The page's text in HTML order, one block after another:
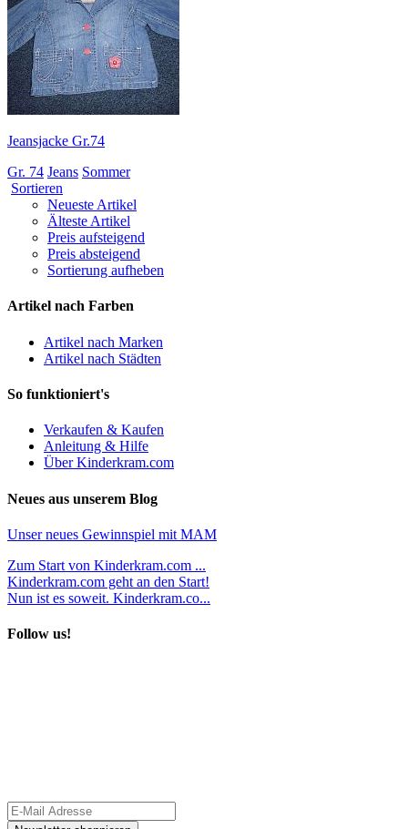
Jeansjacke Gr.74
Gr. 74 Jeans Sommer
Sortieren
Neueste Artikel
Älteste Artikel
Preis aufsteigend
Preis absteigend
Sortierung aufheben
Artikel nach Farben
Artikel nach Marken
Artikel nach Städten
So funktioniert's
Verkaufen & Kaufen
Anleitung & Hilfe
Über Kinderkram.com
Neues aus unserem Blog
Unser neues Gewinnspiel mit MAM
Zum Start von Kinderkram.com ...
Kinderkram.com geht an den Start!
Nun ist es soweit. Kinderkram.co...
Follow us!